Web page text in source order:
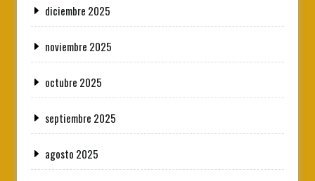
diciembre 2025
noviembre 2025
octubre 2025
septiembre 2025
agosto 2025